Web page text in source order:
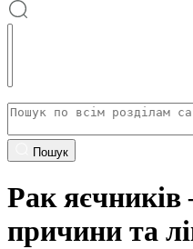
Пошук
Рак
причини та